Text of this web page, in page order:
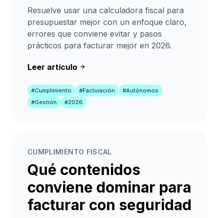
Resuelve usar una calculadora fiscal para
presupuestar mejor con un enfoque claro,
errores que conviene evitar y pasos
prácticos para facturar mejor en 2026.
Leer artículo arrow_forward
#Cumplimiento #Facturación
#Autónomos
#Gestión
#2026
CUMPLIMIENTO FISCAL
Qué contenidos
conviene dominar para
facturar con seguridad